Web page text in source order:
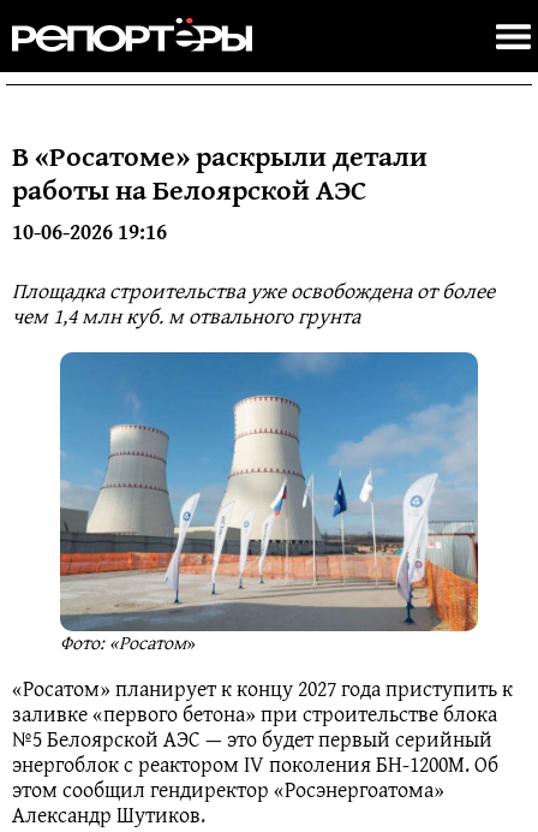
В «Росатоме» раскрыли детали
работы на Белоярской АЭС
10-06-2026 19:16
Площадка строительства уже освобождена от более
чем 1,4 млн куб. м отвального грунта
Фото: «Росатом»
«Росатом» планирует к концу 2027 года приступить к
заливке «первого бетона» при строительстве блока
№5 Белоярской АЭС — это будет первый серийный
энергоблок с реактором IV поколения БН-1200М. Об
этом сообщил гендиректор «Росэнергоатома»
Александр Шутиков.